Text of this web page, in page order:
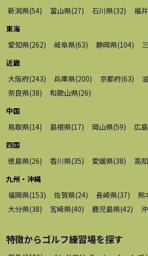
新潟県(54) 富山県(27) 石川県(32) 福
東海
愛知県(262) 岐阜県(63) 静岡県(104)
近畿
大阪府(243) 兵庫県(200) 京都府(63)
奈良県(38) 和歌山県(26)
中国
鳥取県(14) 島根県(17) 岡山県(59) 広
四国
徳島県(26) 香川県(35) 愛媛県(38) 高
九州・沖縄
福岡県(153) 佐賀県(24) 長崎県(37) 熊
大分県(38) 宮崎県(40) 鹿児島県(42)
特徴からゴルフ練習場を探す